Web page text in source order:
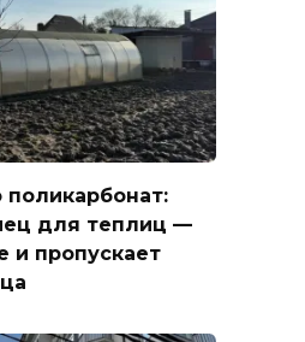
поликарбонат:
для теплиц —
и пропускает